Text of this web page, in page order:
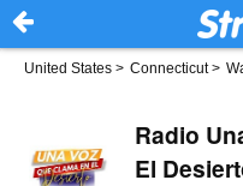
United States > Connecticut>
Radio
El